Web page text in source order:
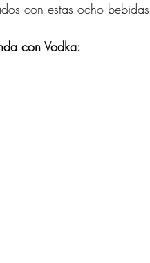
con estas ocho
con Vodka: